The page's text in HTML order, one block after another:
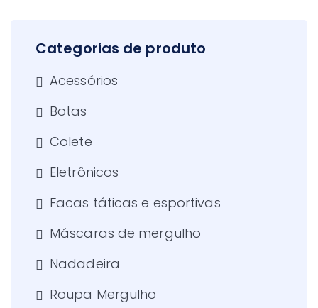
Categorias de produto
Acessórios
Botas
Colete
Eletrônicos
Facas táticas e esportivas
Máscaras de mergulho
Nadadeira
Roupa Mergulho